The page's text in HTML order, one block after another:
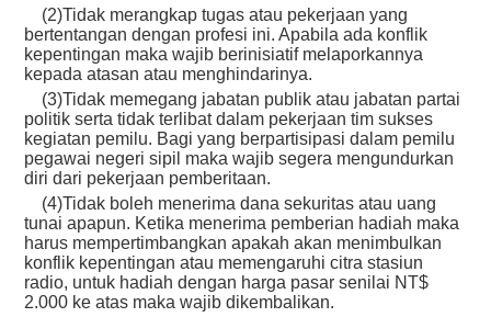
(2)Tidak merangkap tugas atau pekerjaan yang
bertentangan dengan profesi ini. Apabila ada konflik
kepentingan maka wajib berinisiatif melaporkannya
kepada atasan atau menghindarinya.
(3)Tidak memegang jabatan publik atau jabatan partai
politik serta tidak terlibat dalam pekerjaan tim sukses
kegiatan pemilu. Bagi yang berpartisipasi dalam pemilu
pegawai negeri sipil maka wajib segera mengundurkan
diri dari pekerjaan pemberitaan.
(4)Tidak boleh menerima dana sekuritas atau uang
tunai apapun. Ketika menerima pemberian hadiah maka
harus mempertimbangkan apakah akan menimbulkan
konflik kepentingan atau memengaruhi citra stasiun
radio, untuk hadiah dengan harga pasar senilai NT$
2.000 ke atas maka wajib dikembalikan.